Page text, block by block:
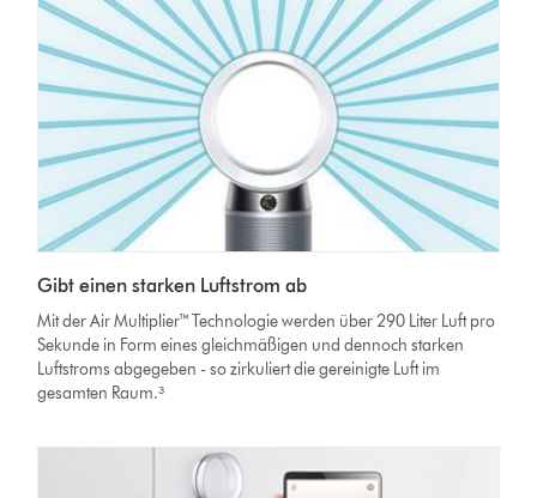
Gibt einen starken Luftstrom ab
Mit der Air Multiplier™ Technologie werden über 290 Liter Luft pro
Sekunde in Form eines gleichmäßigen und dennoch starken
Luftstroms abgegeben - so zirkuliert die gereinigte Luft im
gesamten Raum.³